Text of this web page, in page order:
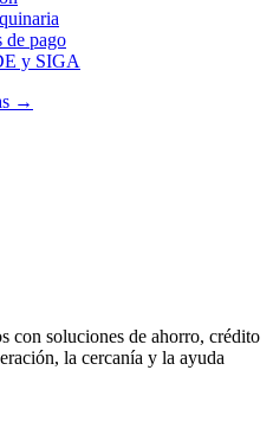
de pago
y SIGA
→
con soluciones de ahorro, crédito
la cercanía y la ayuda